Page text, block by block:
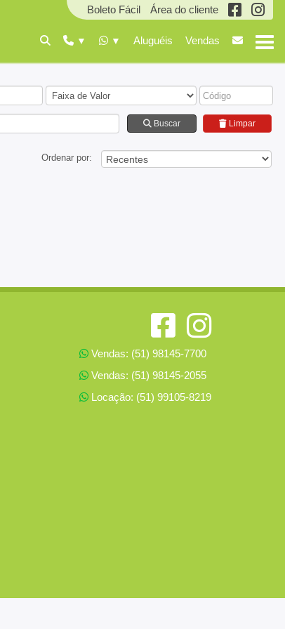
Boleto Fácil Área do cliente
Aluguéis Vendas
Buscar Limpar
Ordenar por:
Vendas: (51) 98145-7700
Vendas: (51) 98145-2055
Locação: (51) 99105-8219